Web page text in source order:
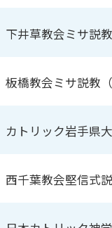
下井草教会ミサ説
板橋教会ミサ説教
カトリック岩手県
西千葉教会堅信式